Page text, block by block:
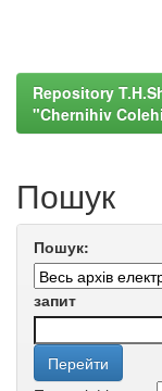
Repository
"Chernihiv
Пошук
Пошук:
запит